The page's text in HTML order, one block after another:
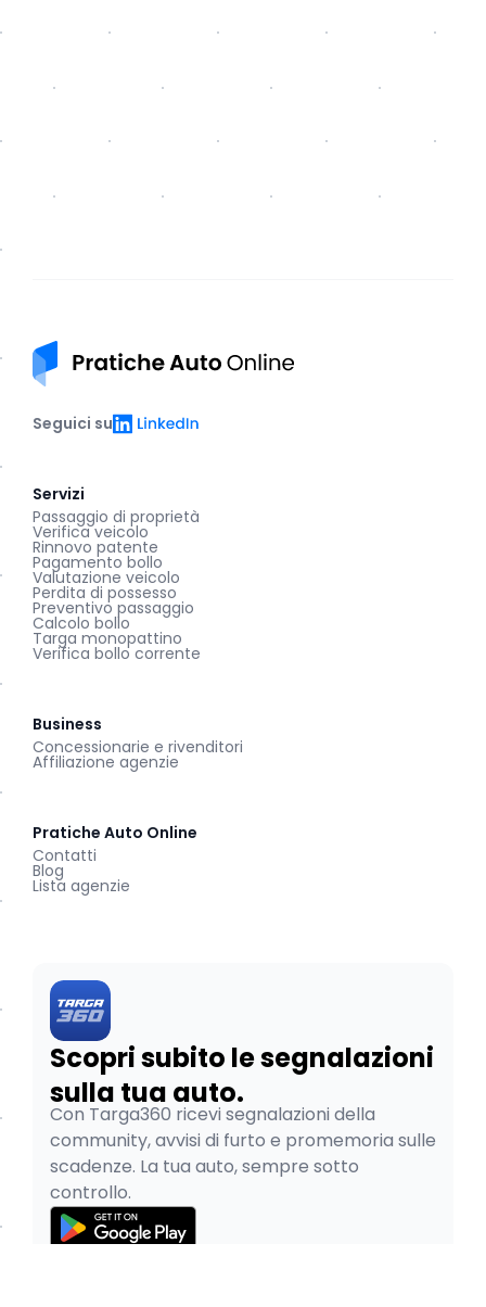
LinkedIn
Seguici su
Servizi
Passaggio di proprietà
Verifica veicolo
Rinnovo patente
Pagamento bollo
Valutazione veicolo
Perdita di possesso
Preventivo passaggio
Calcolo bollo
Targa monopattino
Verifica bollo corrente
Business
Concessionarie e rivenditori
Affiliazione agenzie
Pratiche Auto Online
Contatti
Blog
Lista agenzie
Scopri subito le segnalazioni
sulla tua auto.
Con Targa360 ricevi segnalazioni della
community, avvisi di furto e promemoria sulle
scadenze. La tua auto, sempre sotto
controllo.